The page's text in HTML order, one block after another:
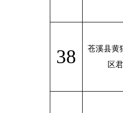
38
苍溪县黄
区